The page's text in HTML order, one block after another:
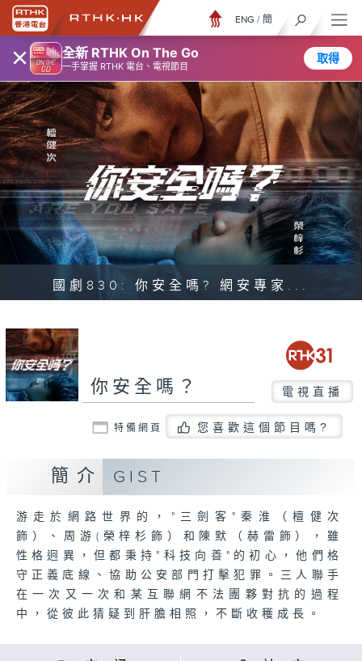
× 全新 RTHK On The Go
一手掌握 RTHK 電台、電視節目
取得
ENG / 簡
國劇830: 你安全嗎? 網安專家...
你安全嗎？ 電視直播
特備網頁 您喜歡這個節目嗎?
簡介 GIST
游走於網路世界的，"三劍客"秦淮（檀健次
飾）、周游(榮梓杉飾）和陳默（赫雷飾），雖
性格迥異，但都秉持"科技向善"的初心，他們格
守正義底線、協助公安部門打擊犯罪。三人聯手
在一次又一次和某互聯網不法團夥對抗的過程
中，從彼此猜疑到肝膽相照，不斷收穫成長。